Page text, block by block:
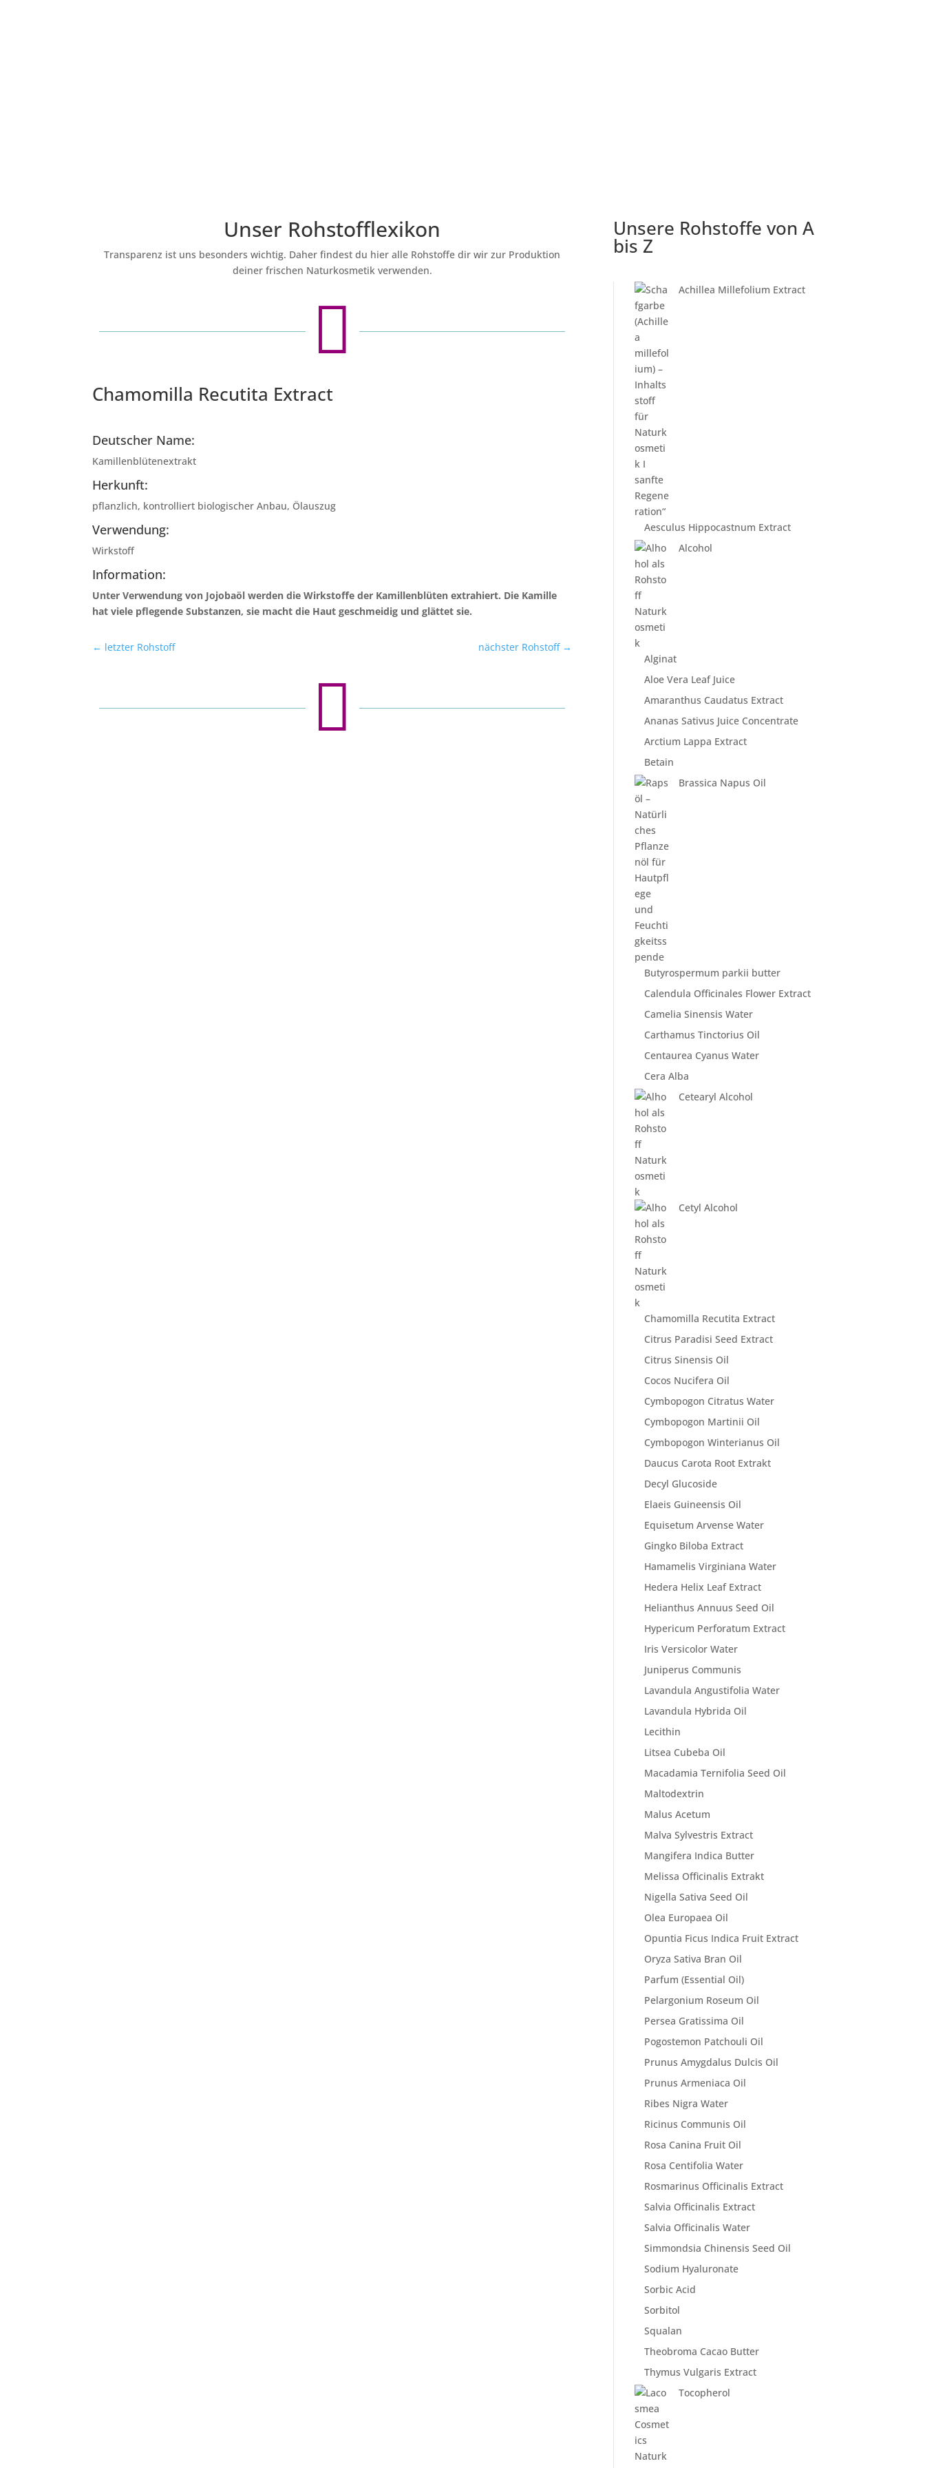
Unser Rohstofflexikon
Transparenz ist uns besonders wichtig. Daher findest du hier alle Rohstoffe dir wir zur Produktion
deiner frischen Naturkosmetik verwenden.

Chamomilla Recutita Extract
Deutscher Name:
Kamillenblütenextrakt
Herkunft:
pflanzlich, kontrolliert biologischer Anbau, Ölauszug
Verwendung:
Wirkstoff
Information:
Unter Verwendung von Jojobaöl werden die Wirkstoffe der Kamillenblüten extrahiert. Die Kamille
hat viele pflegende Substanzen, sie macht die Haut geschmeidig und glättet sie.
← letzter Rohstoff nächster Rohstoff→

Unsere Rohstoffe von A
bis Z
Achillea Millefolium Extract
Aesculus Hippocastnum Extract
Alcohol
Alginat
Aloe Vera Leaf Juice
Amaranthus Caudatus Extract
Ananas Sativus Juice Concentrate
Arctium Lappa Extract
Betain
Brassica Napus Oil
Butyrospermum parkii butter
Calendula Officinales Flower Extract
Camelia Sinensis Water
Carthamus Tinctorius Oil
Centaurea Cyanus Water
Cera Alba
Cetearyl Alcohol
Cetyl Alcohol
Chamomilla Recutita Extract
Citrus Paradisi Seed Extract
Citrus Sinensis Oil
Cocos Nucifera Oil
Cymbopogon Citratus Water
Cymbopogon Martinii Oil
Cymbopogon Winterianus Oil
Daucus Carota Root Extrakt
Decyl Glucoside
Elaeis Guineensis Oil
Equisetum Arvense Water
Gingko Biloba Extract
Hamamelis Virginiana Water
Hedera Helix Leaf Extract
Helianthus Annuus Seed Oil
Hypericum Perforatum Extract
Iris Versicolor Water
Juniperus Communis
Lavandula Angustifolia Water
Lavandula Hybrida Oil
Lecithin
Litsea Cubeba Oil
Macadamia Ternifolia Seed Oil
Maltodextrin
Malus Acetum
Malva Sylvestris Extract
Mangifera Indica Butter
Melissa Officinalis Extrakt
Nigella Sativa Seed Oil
Olea Europaea Oil
Opuntia Ficus Indica Fruit Extract
Oryza Sativa Bran Oil
Parfum (Essential Oil)
Pelargonium Roseum Oil
Persea Gratissima Oil
Pogostemon Patchouli Oil
Prunus Amygdalus Dulcis Oil
Prunus Armeniaca Oil
Ribes Nigra Water
Ricinus Communis Oil
Rosa Canina Fruit Oil
Rosa Centifolia Water
Rosmarinus Officinalis Extract
Salvia Officinalis Extract
Salvia Officinalis Water
Simmondsia Chinensis Seed Oil
Sodium Hyaluronate
Sorbic Acid
Sorbitol
Squalan
Theobroma Cacao Butter
Thymus Vulgaris Extract
Tocopherol